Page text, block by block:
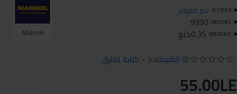
STOCK: غير متوفر
MODEL:
9990
WEIGHT: 0.35كلغ Mannol
(0 التقييمات) - كتابة تعليق
55.00LE